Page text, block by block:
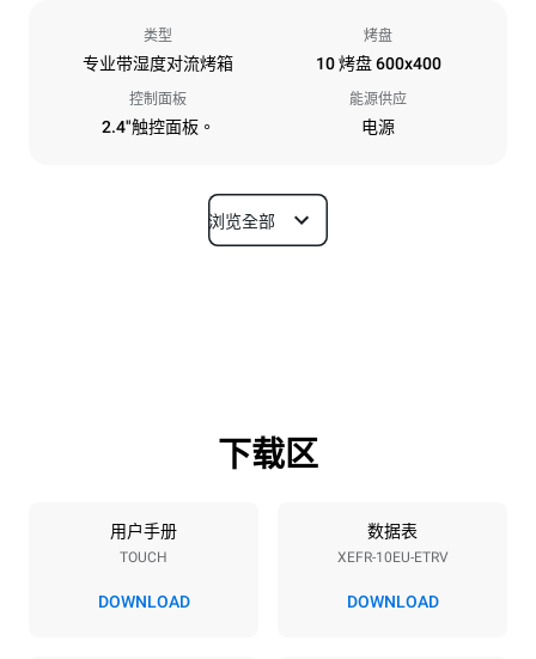
类型
专业带湿度对流烤箱
烤盘
10 烤盘 600x400
控制面板
2.4"触控面板。
能源供应
电源
尺寸
烤盘规格
10 600x400
烤盘间距
浏览全部
下载区
用户手册
TOUCH
DOWNLOAD
数据表
XEFR-10EU-ETRV
DOWNLOAD